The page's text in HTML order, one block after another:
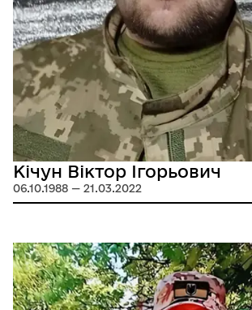
Кічун Віктор Ігорьович
06.10.1988 — 21.03.2022